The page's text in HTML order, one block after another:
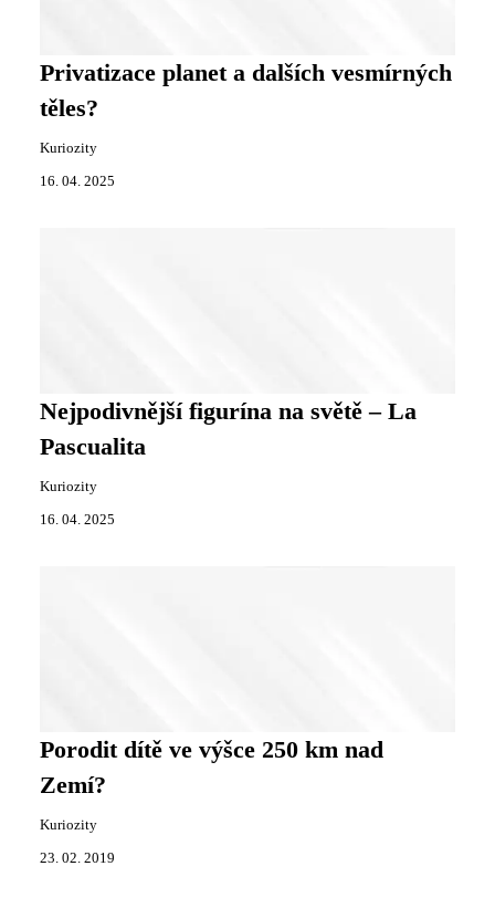
Privatizace planet a dalších vesmírných
těles?
Kuriozity
16. 04. 2025
Nejpodivnější figurína na světě – La
Pascualita
Kuriozity
16. 04. 2025
Porodit dítě ve výšce 250 km nad
Zemí?
Kuriozity
23. 02. 2019